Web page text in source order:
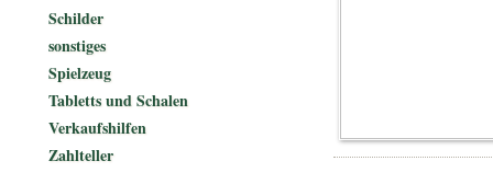
Schilder
sonstiges
Spielzeug
Tabletts und Schalen
Verkaufshilfen
Zahlteller